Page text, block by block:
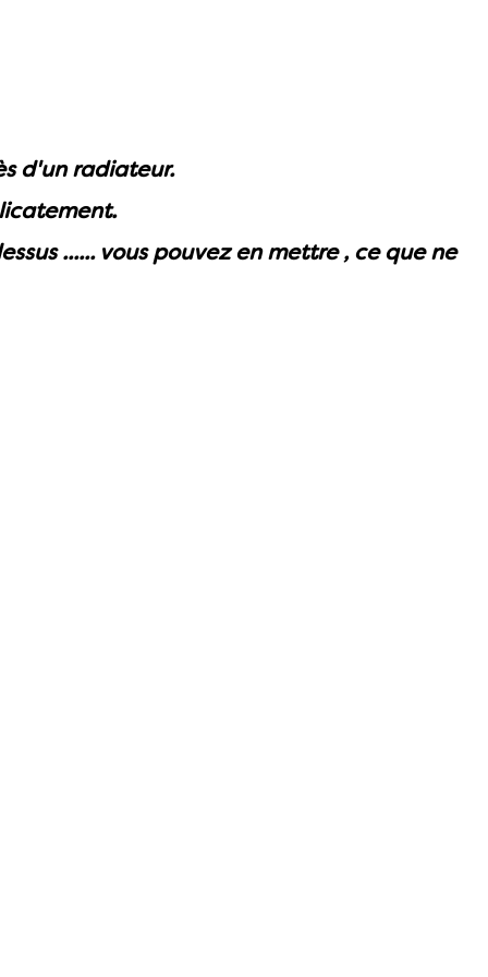
d'un radiateur.
...... vous pouvez en mettre , ce que ne